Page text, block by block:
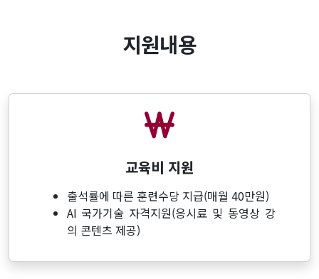
지원내용
교육비 지원
출석률에 따른 훈련수당 지급(매월 40만원)
AI 국가기술 자격지원(응시료 및 동영상 강
의 콘텐츠 제공)